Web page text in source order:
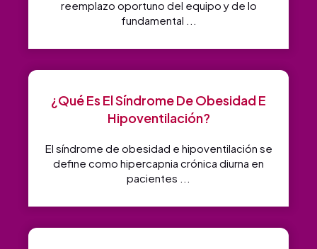
reemplazo oportuno del equipo y de lo
fundamental ...
¿Qué Es El Síndrome De Obesidad E
Hipoventilación?
El síndrome de obesidad e hipoventilación se
define como hipercapnia crónica diurna en
pacientes ...